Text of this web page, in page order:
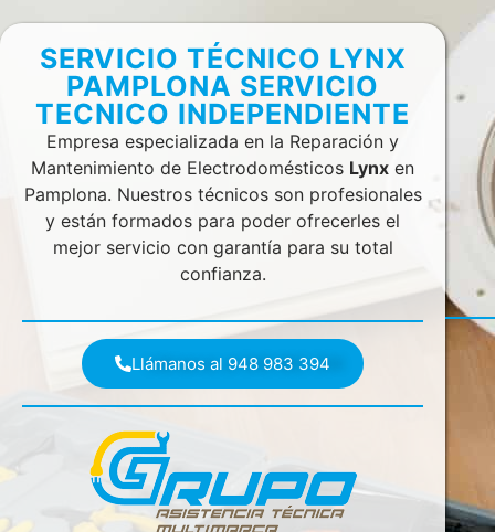
SERVICIO TÉCNICO LYNX
PAMPLONA SERVICIO
TECNICO INDEPENDIENTE
Empresa especializada en la Reparación y
Mantenimiento de Electrodomésticos Lynx en
Pamplona. Nuestros técnicos son profesionales
y están formados para poder ofrecerles el
mejor servicio con garantía para su total
confianza.
Llámanos al 948 983 394